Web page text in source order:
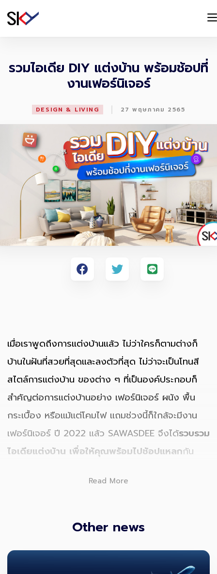
รวมไอเดีย DIY แต่งบ้าน พร้อมช้อปที่
งานเฟอร์นิเจอร์
DESIGN & LIVING | 27 พฤษภาคม 2565
Read More
เมื่อเราพูดถึงการแต่งบ้านแล้ว ไม่ว่าใครก็ตามต่างก็
บ้านในฝันที่สวยที่สุดและลงตัวที่สุด ไม่ว่าจะเป็นโทนสี
สไตล์การแต่งบ้าน ของต่าง ๆ ที่เป็นองค์ประกอบก็
สำคัญต่อการแต่งบ้านอย่าง เฟอร์นิเจอร์ ผนัง พื้น
กระเบื้อง หรือแม้แต่โคมไฟ แถมช่วงนี้ก็ใกล้จะมีงาน
เฟอร์นิเจอร์ ปี 2022 แล้ว SAWASDEE จึงได้รวบรวม
ไอเดียแต่งบ้าน เพื่อให้คุณพร้อมไปช้อปแหลกกัน
Other news